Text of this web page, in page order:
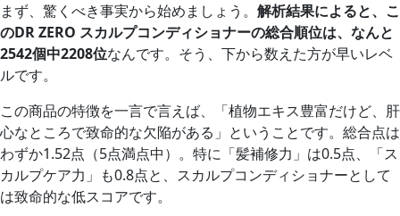
まず、驚くべき事実から始めましょう。 解析結果によると、こ
のDR ZERO スカルプコンディショナーの総合順位は、なんと
2542個中2208位なんです。そう、下から数えた方が早いレベ
ルです。
この商品の特徴を一言で言えば、「植物エキス豊富だけど、肝
心なところで致命的な欠陥がある」ということです。総合点は
わずか1.52点（5点満点中）。特に「髪補修力」は0.5点、「ス
カルプケア力」も0.8点と、スカルプコンディショナーとして
は致命的な低スコアです。